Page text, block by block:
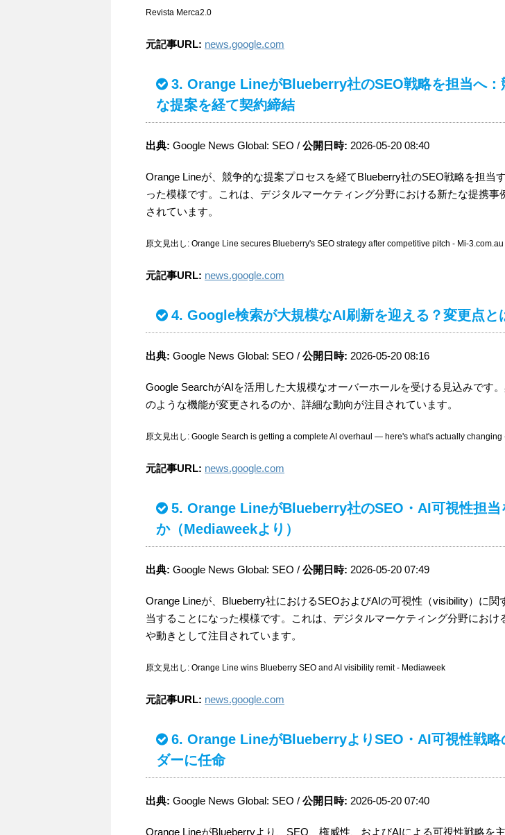
Revista Merca2.0
元記事URL: news.google.com
3. Orange LineがBlueberry社のSEO戦略を担当へ：
な提案を経て契約締結
出典: Google News Global: SEO / 公開日時: 2026-05-20 08:40
Orange Lineが、競争的な提案プロセスを経てBlueberry社のSEO戦略を担当
った模様です。これは、デジタルマーケティング分野における新たな提携事
されています。
原文見出し: Orange Line secures Blueberry's SEO strategy after competitive pitch - Mi-3.com.au
元記事URL: news.google.com
4. Google検索が大規模なAI刷新を迎える？変更点と
出典: Google News Global: SEO / 公開日時: 2026-05-20 08:16
Google SearchがAIを活用した大規模なオーバーホールを受ける見込みです
のような機能が変更されるのか、詳細な動向が注目されています。
原文見出し: Google Search is getting a complete AI overhaul — here's what's actually changing
元記事URL: news.google.com
5. Orange LineがBlueberry社のSEO・AI可視性担当
か（Mediaweekより）
出典: Google News Global: SEO / 公開日時: 2026-05-20 07:49
Orange Lineが、Blueberry社におけるSEOおよびAIの可視性（visibility）に関
当することになった模様です。これは、デジタルマーケティング分野におけ
や動きとして注目されています。
原文見出し: Orange Line wins Blueberry SEO and AI visibility remit - Mediaweek
元記事URL: news.google.com
6. Orange LineがBlueberryよりSEO・AI可視性戦略
ダーに任命
出典: Google News Global: SEO / 公開日時: 2026-05-20 07:40
Orange LineがBlueberryより、SEO、権威性、およびAIによる可視性戦略を